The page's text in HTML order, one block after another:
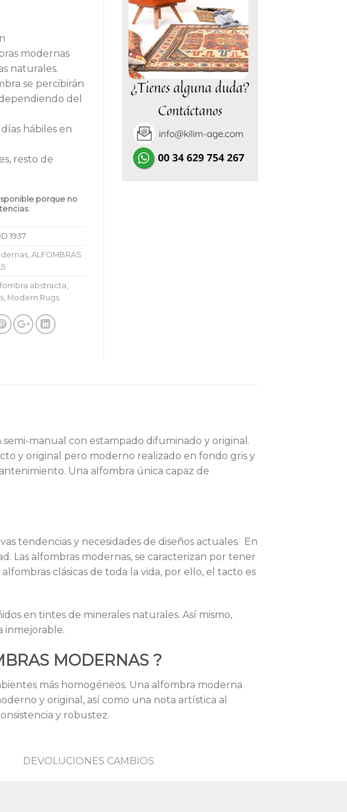
modernas
naturales.
se percibirán
del
hábiles en
resto de
porque no
1937
, ALFOMBRAS
abstracta
, Modern Rugs
manual con estampado difuminado y original.
y original pero moderno realizado en fondo gris y
Una alfombra única capaz de
tendencias y necesidades de diseños actuales. En
Las alfombras modernas, se caracterizan por tener
clásicas de toda la vida, por ello, el tacto es
en tintes de minerales naturales. Así mismo,
inmejorable.
MODERNAS ?
más homogéneos. Una alfombra moderna
y original, así como una nota artística al
y robustez.
DEVOLUCIONES CAMBIOS